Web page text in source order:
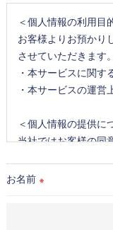
＜個人情報の利用目
お客様よりお預かり
させていただきます。
・本サービスに関す
・本サービスの運
＜個人情報の提供に
当社ではお客様の同
取得した個人情報を
お名前 ※